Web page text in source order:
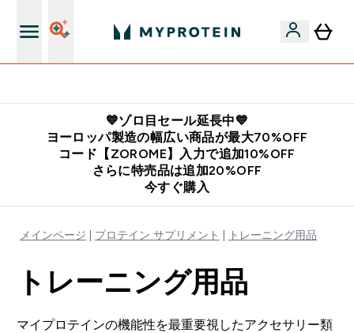
💙ゾロ目セール延長中💙
ヨーロッパ製造の幅広い商品が最大70%OFF
コード【ZOROME】入力で追加10%OFF
さらに特売品は追加20%OFF
今すぐ購入
メインページ プロテイン サプリメント トレーニング用品
トレーニング用品
マイプロテインの機能性を最重要視したアクセサリー類